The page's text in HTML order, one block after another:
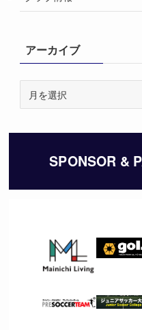
アーカイブ
イ
SPONSOR &